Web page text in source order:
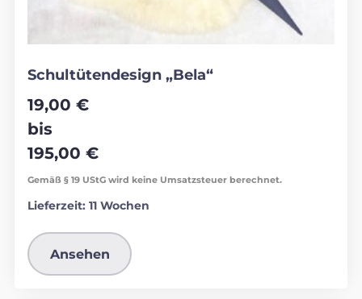
Schultütendesign „Bela“
19,00 €
bis
195,00 €
Gemäß § 19 UStG wird keine Umsatzsteuer berechnet.
Lieferzeit: 11 Wochen
Ansehen